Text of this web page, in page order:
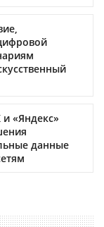
«Яндекс»
данные